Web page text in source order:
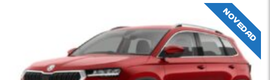
NOVEDAD